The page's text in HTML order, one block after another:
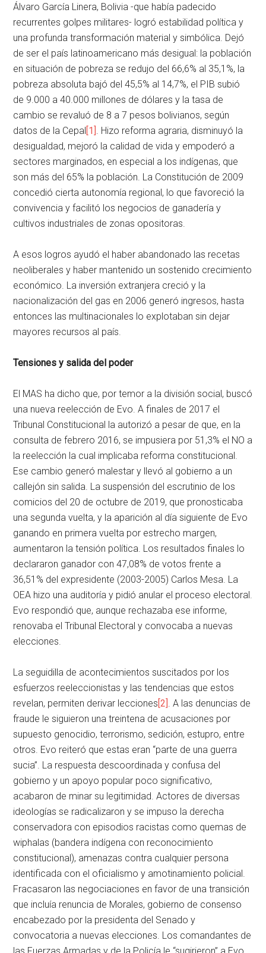
Álvaro García Linera, Bolivia -que había padecido
recurrentes golpes militares- logró estabilidad política y
una profunda transformación material y simbólica. Dejó
de ser el país latinoamericano más desigual: la población
en situación de pobreza se redujo del 66,6% al 35,1%, la
pobreza absoluta bajó del 45,5% al 14,7%, el PIB subió
de 9.000 a 40.000 millones de dólares y la tasa de
cambio se revaluó de 8 a 7 pesos bolivianos, según
datos de la Cepal [1] . Hizo reforma agraria, disminuyó la
desigualdad, mejoró la calidad de vida y empoderó a
sectores marginados, en especial a los indígenas, que
son más del 65% la población. La Constitución de 2009
concedió cierta autonomía regional, lo que favoreció la
convivencia y facilitó los negocios de ganadería y
cultivos industriales de zonas opositoras.
A esos logros ayudó el haber abandonado las recetas
neoliberales y haber mantenido un sostenido crecimiento
económico. La inversión extranjera creció y la
nacionalización del gas en 2006 generó ingresos, hasta
entonces las multinacionales lo explotaban sin dejar
mayores recursos al país.
Tensiones y salida del poder
El MAS ha dicho que, por temor a la división social, buscó
una nueva reelección de Evo. A finales de 2017 el
Tribunal Constitucional la autorizó a pesar de que, en la
consulta de febrero 2016, se impusiera por 51,3% el NO a
la reelección la cual implicaba reforma constitucional.
Ese cambio generó malestar y llevó al gobierno a un
callejón sin salida. La suspensión del escrutinio de los
comicios del 20 de octubre de 2019, que pronosticaba
una segunda vuelta, y la aparición al día siguiente de Evo
ganando en primera vuelta por estrecho margen,
aumentaron la tensión política. Los resultados finales lo
declararon ganador con 47,08% de votos frente a
36,51% del expresidente (2003-2005) Carlos Mesa. La
OEA hizo una auditoría y pidió anular el proceso electoral.
Evo respondió que, aunque rechazaba ese informe,
renovaba el Tribunal Electoral y convocaba a nuevas
elecciones.
La seguidilla de acontecimientos suscitados por los
esfuerzos reeleccionistas y las tendencias que estos
revelan, permiten derivar lecciones [2] . A las denuncias de
fraude le siguieron una treintena de acusaciones por
supuesto genocidio, terrorismo, sedición, estupro, entre
otros. Evo reiteró que estas eran “parte de una guerra
sucia”. La respuesta descoordinada y confusa del
gobierno y un apoyo popular poco significativo,
acabaron de minar su legitimidad. Actores de diversas
ideologías se radicalizaron y se impuso la derecha
conservadora con episodios racistas como quemas de
wiphalas (bandera indígena con reconocimiento
constitucional), amenazas contra cualquier persona
identificada con el oficialismo y amotinamiento policial.
Fracasaron las negociaciones en favor de una transición
que incluía renuncia de Morales, gobierno de consenso
encabezado por la presidenta del Senado y
convocatoria a nuevas elecciones. Los comandantes de